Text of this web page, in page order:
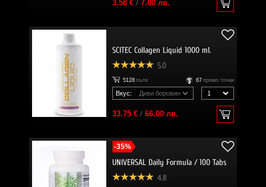
3.58 €/ 7.00 лв.
SCITEC Collagen Liquid 1000 ml.
5.0
5128 пъти 67 промо точки
Вкус:
33.75 €/ 66.00 лв.
-35%
UNIVERSAL Daily Formula / 100 Tabs
4.8